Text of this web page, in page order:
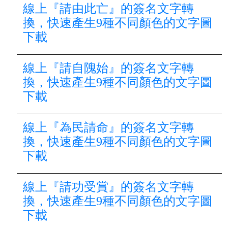
線上『請由此亡』的簽名文字轉
換，快速產生9種不同顏色的文字圖
下載
線上『請自隗始』的簽名文字轉
換，快速產生9種不同顏色的文字圖
下載
線上『為民請命』的簽名文字轉
換，快速產生9種不同顏色的文字圖
下載
線上『請功受賞』的簽名文字轉
換，快速產生9種不同顏色的文字圖
下載